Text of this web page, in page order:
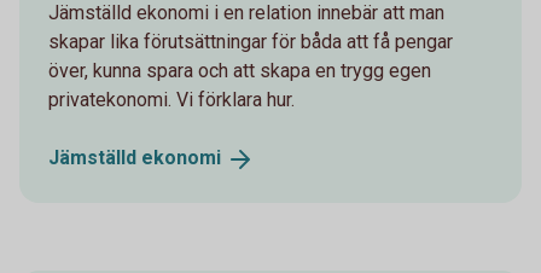
Jämställd ekonomi i en relation innebär att man
skapar lika förutsättningar för båda att få pengar
över, kunna spara och att skapa en trygg egen
privatekonomi. Vi förklara hur.
Jämställd ekonomi